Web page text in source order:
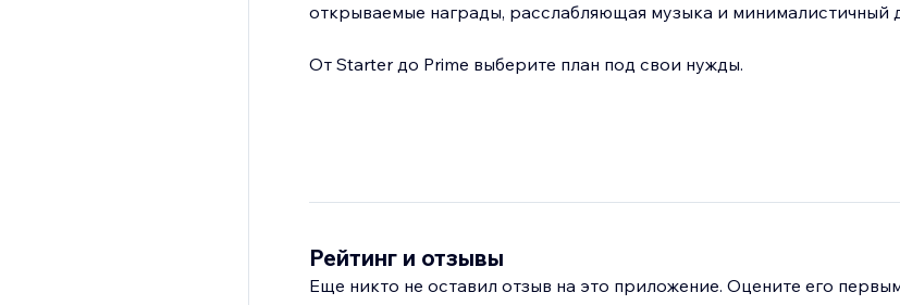
открываемые награды, расслабляющая музыка и минималистичный
От Starter до Prime выберите план под свои нужды.
Рейтинг и отзывы
Еще никто не оставил отзыв на это приложение. Оцените его